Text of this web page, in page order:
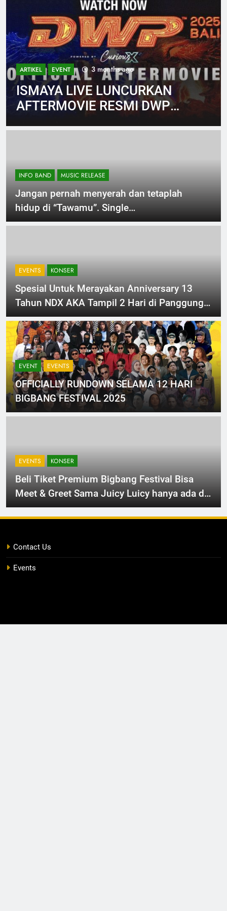
ARTIKEL EVENT 3 months ago
ISMAYA LIVE LUNCURKAN
AFTERMOVIE RESMI DWP
2026
INFO BAND MUSIC RELEASE
Jangan pernah menyerah dan tetaplah
hidup di “Tawamu”. Single
terbaru Keisya Levronka untuk sang Adik.
EVENTS KONSER
Spesial Untuk Merayakan Anniversary 13
Tahun NDX AKA Tampil 2 Hari di Panggung
Pekan Gembira Ria Vol.9 2&3 November
2024.
EVENT EVENTS
OFFICIALLY RUNDOWN SELAMA 12 HARI
BIGBANG FESTIVAL 2025
EVENTS KONSER
Beli Tiket Premium Bigbang Festival Bisa
Meet & Greet Sama Juicy Luicy hanya ada di
Bigbang Festival Jakarta
Contact Us
Events